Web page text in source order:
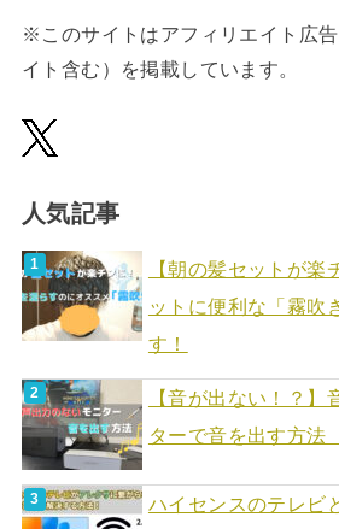
※このサイトはアフィリエイト広
イト含む）を掲載しています。
人気記事
【朝の髪セットが楽
ットに便利な「霧吹
す！
【音が出ない！？】
ターで音を出す方法
ハイセンスのテレビ